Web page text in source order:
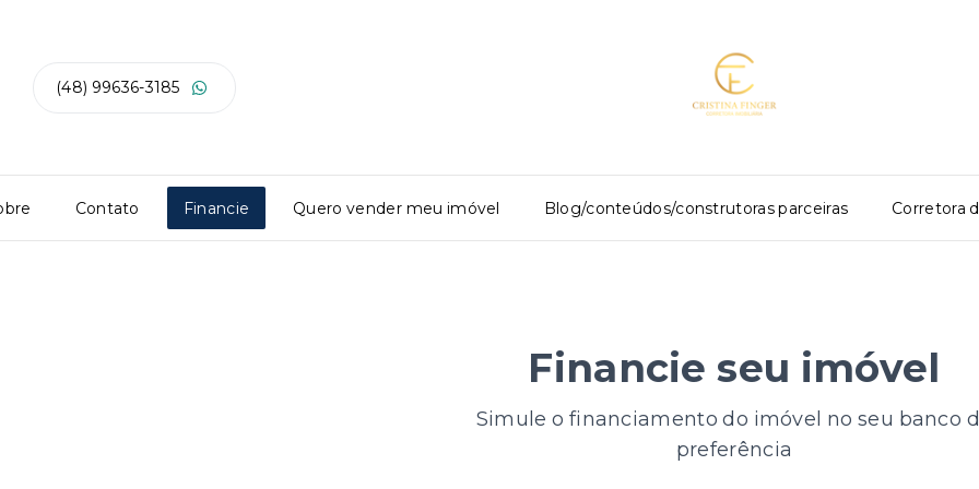
(48) 99636-3185
Contato Financie Quero vender meu imóvel Blog/conteúdos/construtoras parceiras Corretora
Financie seu imóvel
Simule o financiamento do imóvel no seu banco
preferência